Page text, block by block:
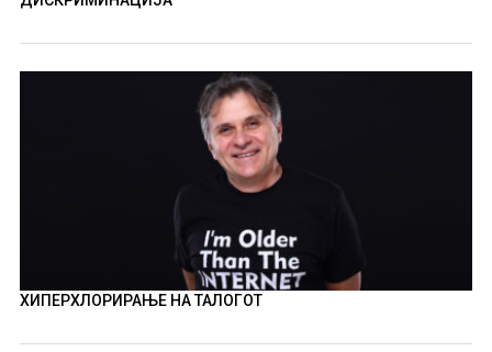
ХИПЕРХЛОРИРАЊЕ НА ТАЛОГОТ